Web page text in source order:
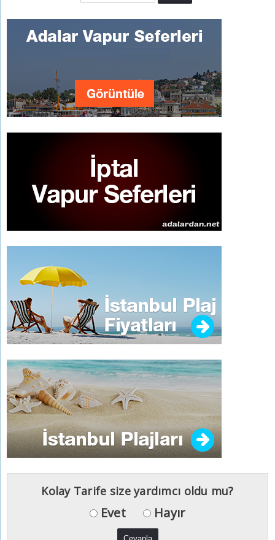
Kolay Tarife size yardımcı oldu mu?
Evet Hayır